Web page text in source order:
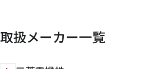
取扱メーカー一覧